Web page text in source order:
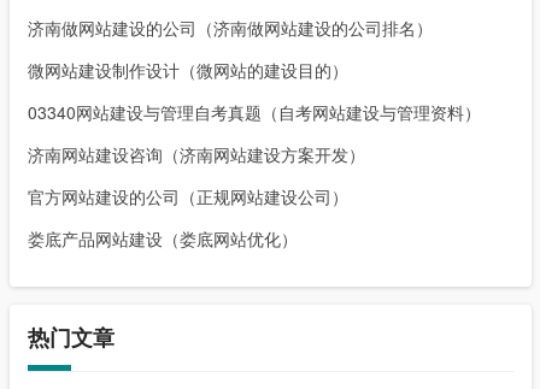
济南做网站建设的公司（济南做网站建设的公司排名）
微网站建设制作设计（微网站的建设目的）
03340网站建设与管理自考真题（自考网站建设与管理资料）
济南网站建设咨询（济南网站建设方案开发）
官方网站建设的公司（正规网站建设公司）
娄底产品网站建设（娄底网站优化）
热门文章